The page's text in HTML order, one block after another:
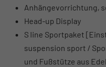
Anhängevorrichtung,
Head-up Display
S line Sportpaket
suspension sport /
und Fußstütze aus